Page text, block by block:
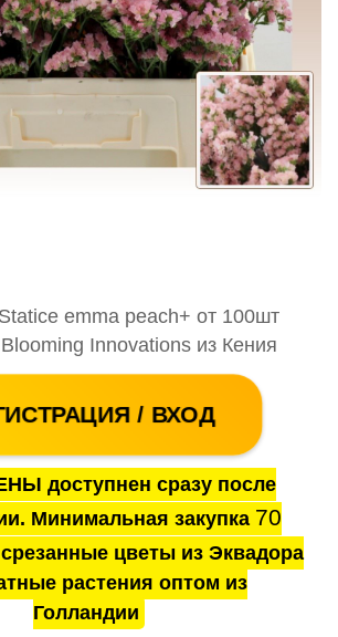
emma peach+ от 100шт
Innovations из Кения
/ ВХОД
доступнен сразу после
Минимальная закупка 70
цветы из Эквадора
растения оптом из
Голландии